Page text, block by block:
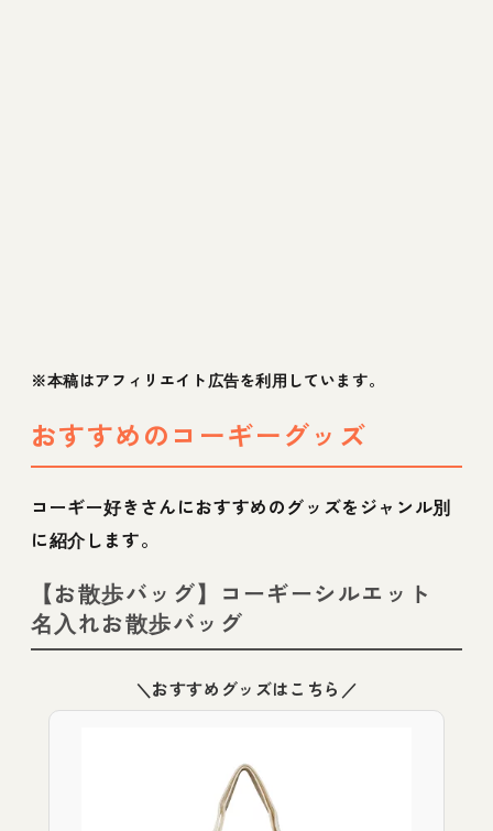
※本稿はアフィリエイト広告を利用しています。
おすすめのコーギーグッズ
コーギー好きさんにおすすめのグッズをジャンル別
に紹介します。
【お散歩バッグ】コーギーシルエット
名入れお散歩バッグ
＼おすすめグッズはこちら／